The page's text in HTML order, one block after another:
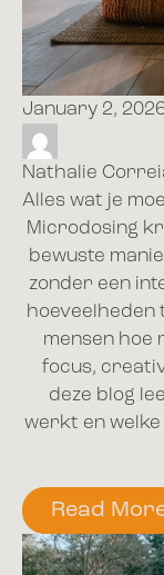
January 2,
Nathalie
Alles wat je
Microdosing
bewuste
zonder een
hoeveelheden
mensen hoe
focus,
deze blog
werkt en
Read